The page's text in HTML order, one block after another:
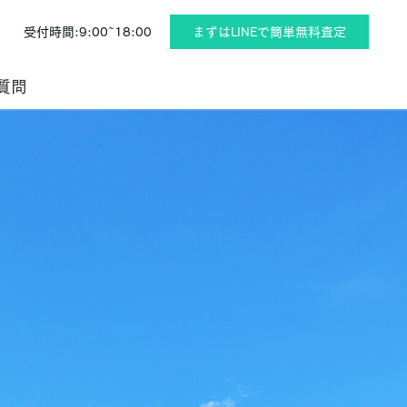
受付時間:9:00~18:00 まずはLINEで簡単無料査定
問